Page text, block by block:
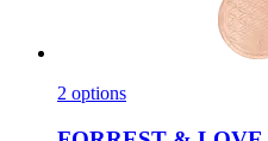
2 options